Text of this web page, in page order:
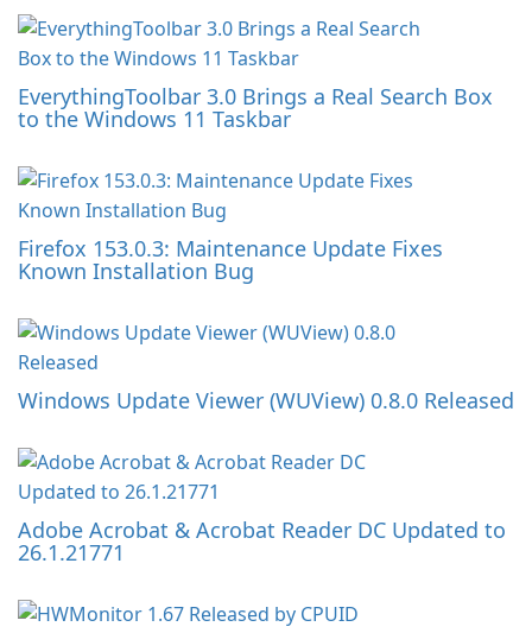
EverythingToolbar 3.0 Brings a Real Search Box
to the Windows 11 Taskbar
Firefox 153.0.3: Maintenance Update Fixes
Known Installation Bug
Windows Update Viewer (WUView) 0.8.0 Released
Adobe Acrobat & Acrobat Reader DC Updated to
26.1.21771